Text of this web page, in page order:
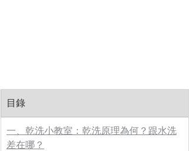
目錄
一、乾洗小教室：乾洗原理為何？跟水洗
差在哪？